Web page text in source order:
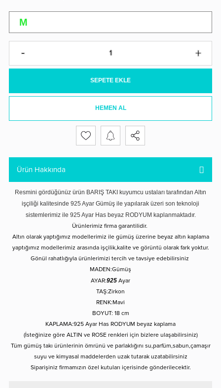
SEPETE EKLE
HEMEN AL
Ürün Hakkında
Resmini gördüğünüz ürün BARIŞ TAKI kuyumcu ustaları tarafından Altın
işçiliği kalitesinde 925 Ayar Gümüş ile yapılarak üzeri son teknoloji
sistemlerimiz ile 925 Ayar Has beyaz RODYUM kaplanmaktadır.
Ürünlerimiz firma garantilidir.
Altın olarak yaptığımız modellerimiz ile gümüş üzerine beyaz altın kaplama
yaptığımız modellerimiz arasında işçilik,kalite ve görüntü olarak fark yoktur.
Gönül rahatlığıyla ürünlerimizi tercih ve tavsiye edebilirsiniz
MADEN:Gümüş
AYAR:925 Ayar
TAŞ:Zirkon
RENK:Mavi
BOYUT: 18 cm
KAPLAMA:925 Ayar Has RODYUM beyaz kaplama
(İsteğinize göre ALTIN ve ROSE renkleri için bizlere ulaşabilirsiniz)
Tüm gümüş takı ürünlerinin ömrünü ve parlaklığını su,parfüm,sabun,çamaşır
suyu ve kimyasal maddelerden uzak tutarak uzatabilirsiniz
Siparişiniz firmamızın özel kutuları içerisinde gönderilecektir.